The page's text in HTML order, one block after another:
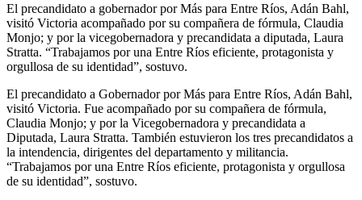
El precandidato a gobernador por Más para Entre Ríos, Adán Bahl,
visitó Victoria acompañado por su compañera de fórmula, Claudia
Monjo; y por la vicegobernadora y precandidata a diputada, Laura
Stratta. “Trabajamos por una Entre Ríos eficiente, protagonista y
orgullosa de su identidad”, sostuvo.
El precandidato a Gobernador por Más para Entre Ríos, Adán Bahl,
visitó Victoria. Fue acompañado por su compañera de fórmula,
Claudia Monjo; y por la Vicegobernadora y precandidata a
Diputada, Laura Stratta. También estuvieron los tres precandidatos a
la intendencia, dirigentes del departamento y militancia.
“Trabajamos por una Entre Ríos eficiente, protagonista y orgullosa
de su identidad”, sostuvo.